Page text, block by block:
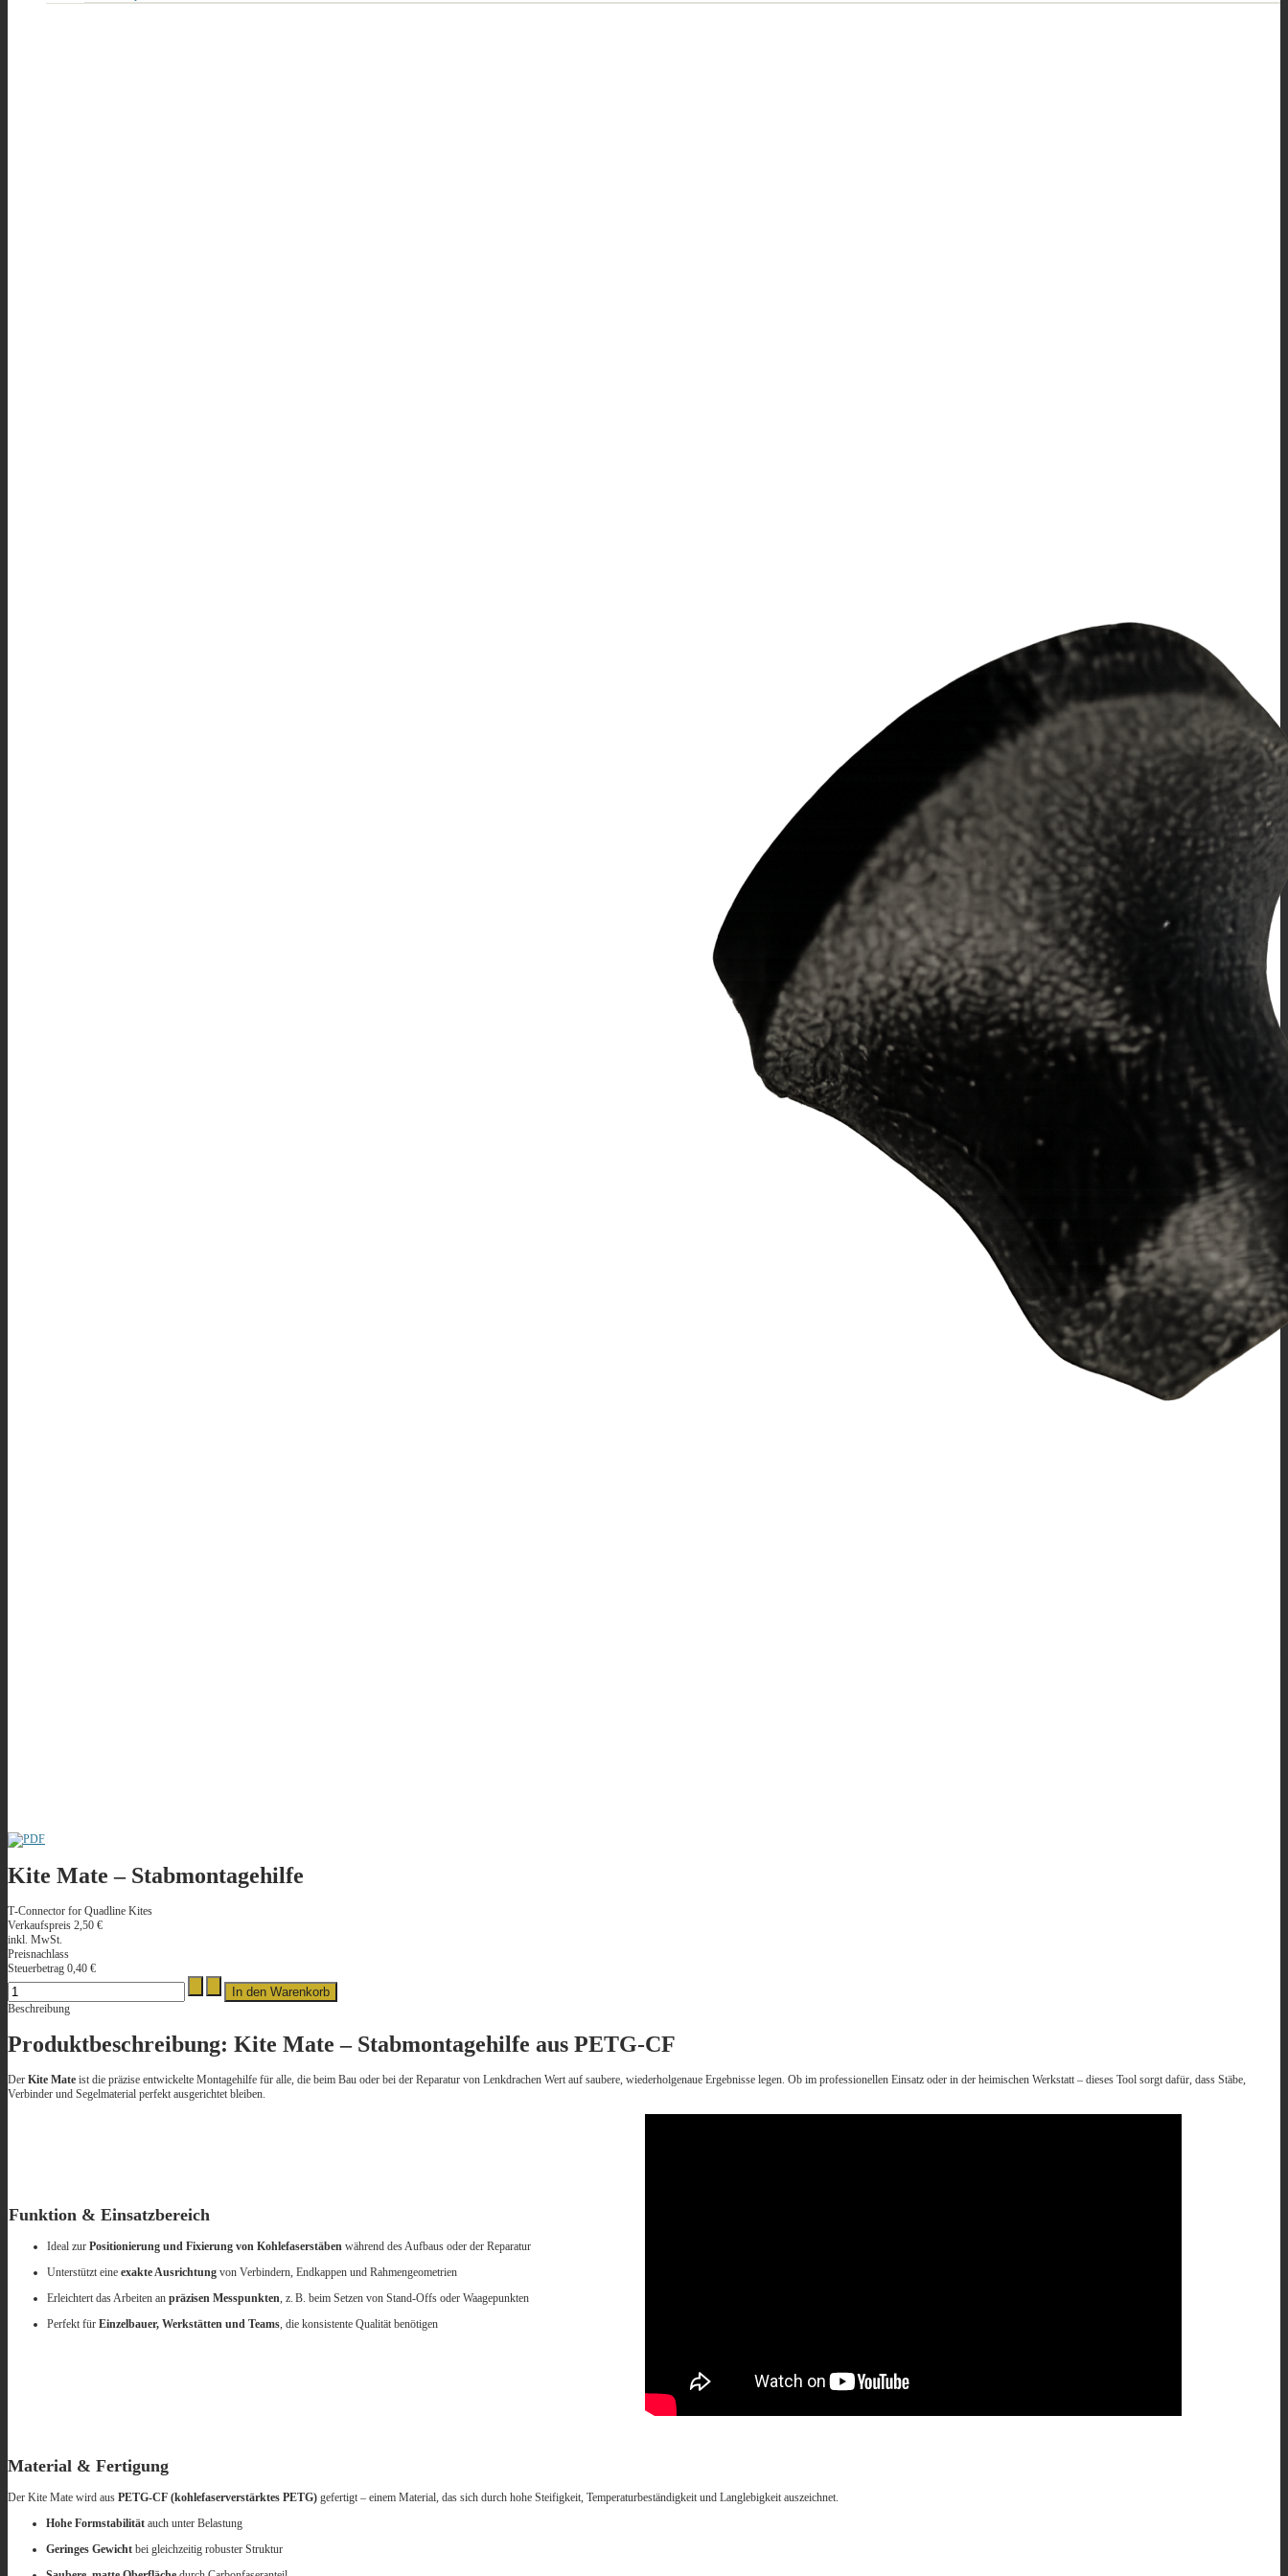
Kite Mate – Stabmontagehilfe
T‑Connector for Quadline Kites
Verkaufspreis 2,50 €
inkl. MwSt.
Preisnachlass
Steuerbetrag 0,40 €
Beschreibung
Produktbeschreibung: Kite Mate – Stabmontagehilfe aus PETG‑CF
Der Kite Mate ist die präzise entwickelte Montagehilfe für alle, die beim Bau oder bei der Reparatur von Lenkdrachen Wert auf saubere, wiederholgenaue Ergebnisse legen. Ob im professionellen Einsatz oder in der heimischen Werkstatt – dieses Tool sorgt dafür, dass Stäbe,
Verbinder und Segelmaterial perfekt ausgerichtet bleiben.
Funktion & Einsatzbereich
Ideal zur Positionierung und Fixierung von Kohlefaserstäben während des Aufbaus oder der Reparatur
Unterstützt eine exakte Ausrichtung von Verbindern, Endkappen und Rahmengeometrien
Erleichtert das Arbeiten an präzisen Messpunkten, z. B. beim Setzen von Stand‑Offs oder Waagepunkten
Perfekt für Einzelbauer, Werkstätten und Teams, die konsistente Qualität benötigen
Material & Fertigung
Der Kite Mate wird aus PETG‑CF (kohlefaserverstärktes PETG) gefertigt – einem Material, das sich durch hohe Steifigkeit, Temperaturbeständigkeit und Langlebigkeit auszeichnet.
Hohe Formstabilität auch unter Belastung
Geringes Gewicht bei gleichzeitig robuster Struktur